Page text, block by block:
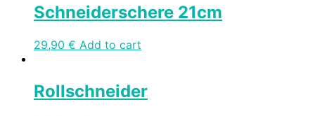
Schneiderschere 21cm
29,90 € Add to cart
Rollschneider